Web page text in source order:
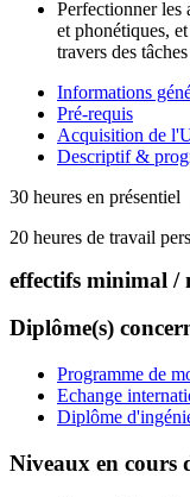
Perfectionner les
et phonétiques,
travers des
Informations
Pré-requis
Acquisition de
Descriptif &
30 heures en présentiel
20 heures de travail
effectifs minimal /
Diplôme(s)
Programme de
Echange
Diplôme
Niveaux en cours